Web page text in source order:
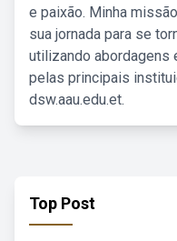
e paixão. Minha
sua jornada para se
utilizando abordagens
pelas principais
dsw.aau.edu.et.
Top Post